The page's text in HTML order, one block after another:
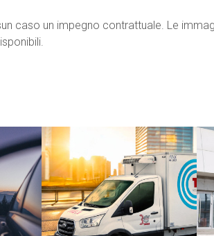
caso un impegno contrattuale. Le